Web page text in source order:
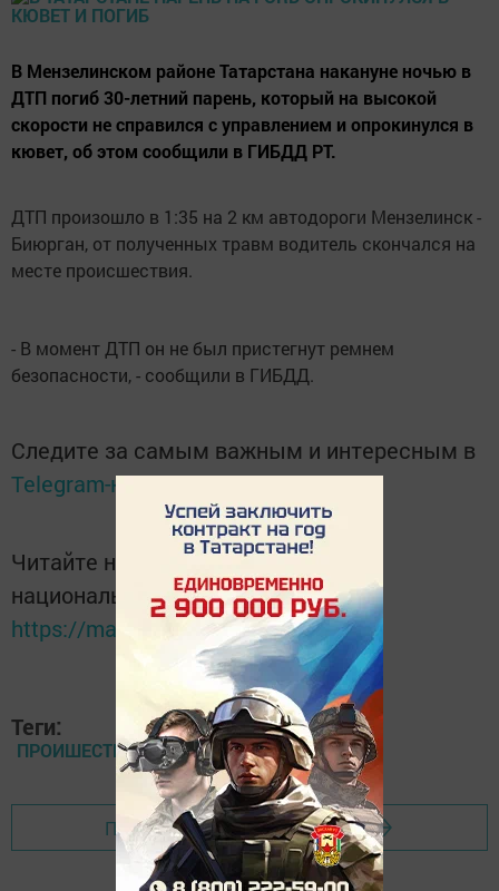
В Мензелинском районе Татарстана накануне ночью в
ДТП погиб 30-летний парень, который на высокой
скорости не справился с управлением и опрокинулся в
кювет, об этом сообщили в ГИБДД РТ.
ДТП произошло в 1:35 на 2 км автодороги Мензелинск -
Биюрган, от полученных травм водитель скончался на
месте происшествия.
- В момент ДТП он не был пристегнут ремнем
безопасности, - сообщили в ГИБДД.
Следите за самым важным и интересным в
Telegram-каналеТатмедиа
Читайте новости Татарстана в
национальном мессенджере MАХ:
https://max.ru/tatmedia
Теги:
ПРОИШЕСТВИЕ
Перейти на страницу новости